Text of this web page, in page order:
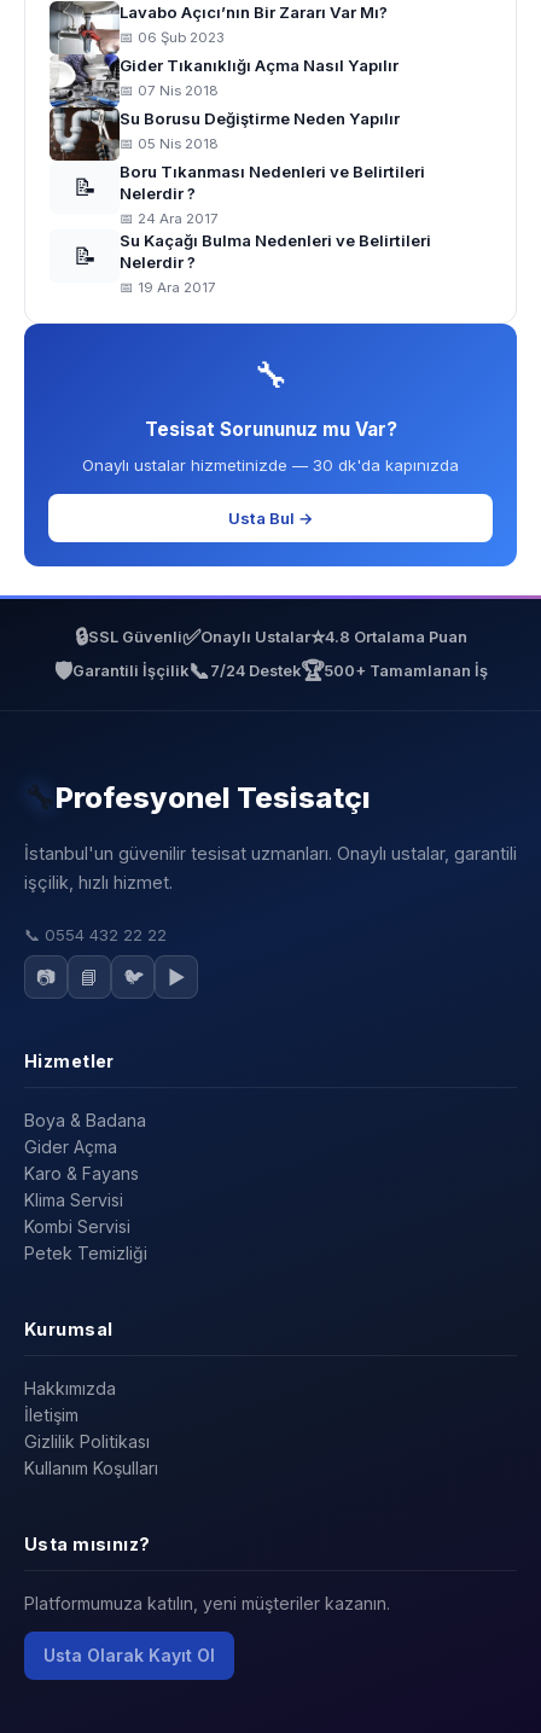
Lavabo Açıcı’nın Bir Zararı Var Mı?
📅 06 Şub 2023
Gider Tıkanıklığı Açma Nasıl Yapılır
📅 07 Nis 2018
Su Borusu Değiştirme Neden Yapılır
📅 05 Nis 2018
📝
Boru Tıkanması Nedenleri ve Belirtileri
Nelerdir ?
📅 24 Ara 2017
📝
Su Kaçağı Bulma Nedenleri ve Belirtileri
Nelerdir ?
📅 19 Ara 2017
🔧
Tesisat Sorununuz mu Var?
Onaylı ustalar hizmetinizde — 30 dk'da kapınızda
Usta Bul →
🔒SSL Güvenli✅Onaylı Ustalar⭐4.8 Ortalama Puan
🛡️Garantili İşçilik📞 7/24 Destek🏆500+ Tamamlanan İş
🔧Profesyonel Tesisatçı
İstanbul'un güvenilir tesisat uzmanları. Onaylı ustalar, garantili
işçilik, hızlı hizmet.
📞 0554 432 22 22
📷 📘 🐦 ▶️
Hizmetler
Boya & Badana
Gider Açma
Karo & Fayans
Klima Servisi
Kombi Servisi
Petek Temizliği
Kurumsal
Hakkımızda
İletişim
Gizlilik Politikası
Kullanım Koşulları
Usta mısınız?
Platformumuza katılın, yeni müşteriler kazanın.
Usta Olarak Kayıt Ol